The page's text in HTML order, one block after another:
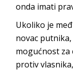
onda imati
Ukoliko je
novac
mogućnost
protiv